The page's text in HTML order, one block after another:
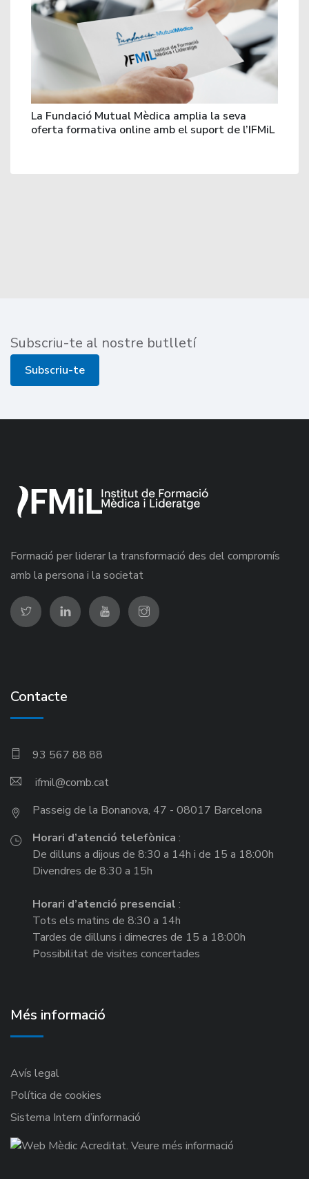
La Fundació Mutual Mèdica amplia la seva
oferta formativa online amb el suport de l’IFMiL
Subscriu-te al nostre butlletí
Subscriu-te
Formació per liderar la transformació des del compromís
amb la persona i la societat
Contacte
93 567 88 88
ifmil
Passeig de la Bonanova, 47 - 08017 Barcelona
Horari d’atenció telefònica :
De dilluns a dijous de 8:30 a 14h i de 15 a 18:00h
Divendres de 8:30 a 15h
Horari d’atenció presencial :
Tots els matins de 8:30 a 14h
Tardes de dilluns i dimecres de 15 a 18:00h
Possibilitat de visites concertades
Més informació
Avís legal
Política de cookies
Sistema Intern d’informació